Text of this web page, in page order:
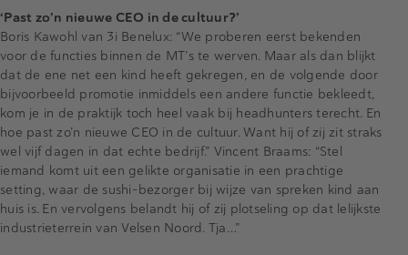
‘Past zo’n nieuwe CEO in de cultuur?’
Boris Kawohl van 3i Benelux: “We proberen eerst bekenden
voor de functies binnen de MT’s te werven. Maar als dan blijkt
dat de ene net een kind heeft gekregen, en de volgende door
bijvoorbeeld promotie inmiddels een andere functie bekleedt,
kom je in de praktijk toch heel vaak bij headhunters terecht. En
hoe past zo’n nieuwe CEO in de cultuur. Want hij of zij zit straks
wel vijf dagen in dat echte bedrijf.” Vincent Braams: “Stel
iemand komt uit een gelikte organisatie in een prachtige
setting, waar de sushi-bezorger bij wijze van spreken kind aan
huis is. En vervolgens belandt hij of zij plotseling op dat lelijkste
industrieterrein van Velsen Noord. Tja…”